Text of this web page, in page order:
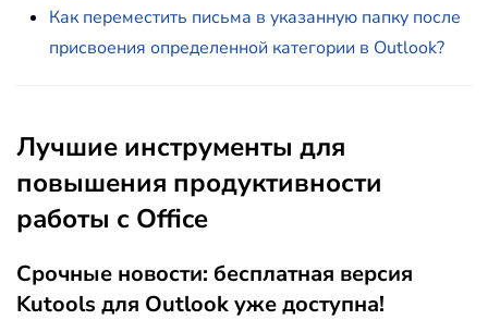
Как переместить письма в указанную папку после
присвоения определенной категории в Outlook?
Лучшие инструменты для
повышения продуктивности
работы с Office
Срочные новости: бесплатная версия
Kutools для Outlook уже доступна!